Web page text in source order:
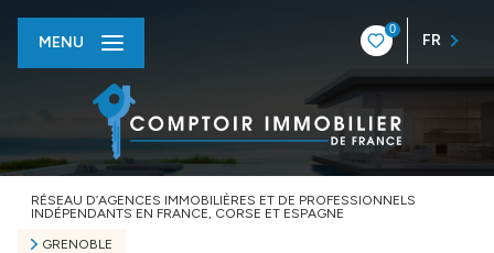
0
FR
MENU
RÉSEAU D’AGENCES IMMOBILIÈRES ET DE PROFESSIONNELS
INDÉPENDANTS EN FRANCE, CORSE ET ESPAGNE
GRENOBLE